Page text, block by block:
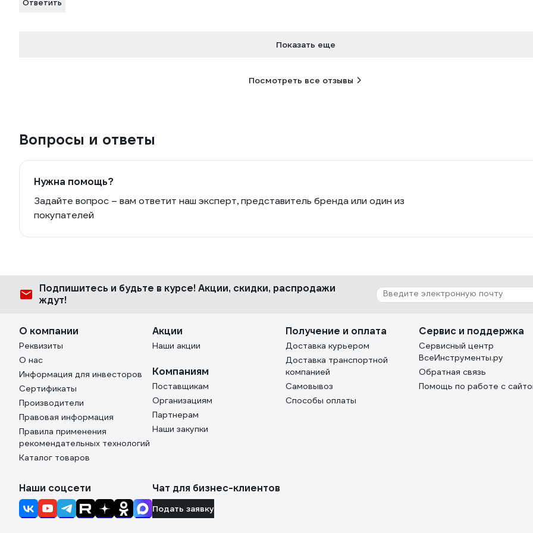
Ответить
Показать еще
Посмотреть все отзывы
Вопросы и ответы
Нужна помощь?
Задайте вопрос – вам ответит наш эксперт, представитель бренда или один из
покупателей
Подпишитесь и будьте в курсе! Акции, скидки, распродажи
ждут!
О компании
Реквизиты
О нас
Информация для инвесторов
Сертификаты
Производители
Правовая информация
Правила применения
рекомендательных технологий
Каталог товаров
Акции
Наши акции
Компаниям
Поставщикам
Организациям
Партнерам
Наши закупки
Получение и оплата
Доставка курьером
Доставка транспортной
компанией
Самовывоз
Способы оплаты
Сервис и поддержка
Сервисный центр
ВсеИнструменты.ру
Обратная связь
Помощь по работе с
Наши соцсети Чат для бизнес-клиентов
Подать заявку